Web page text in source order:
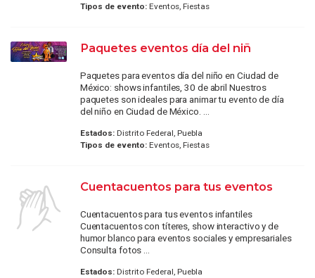
Tipos de evento:Eventos, Fiestas
Paquetes eventos día del niñ
Paquetes para eventos día del niño en Ciudad de
México: shows infantiles, 30 de abril Nuestros
paquetes son ideales para animar tu evento de día
del niño en Ciudad de México. ...
Estados:Distrito Federal, Puebla
Tipos de evento:Eventos, Fiestas
Cuentacuentos para tus eventos
Cuentacuentos para tus eventos infantiles
Cuentacuentos con títeres, show interactivo y de
humor blanco para eventos sociales y empresariales
Consulta fotos ...
Estados:Distrito Federal, Puebla